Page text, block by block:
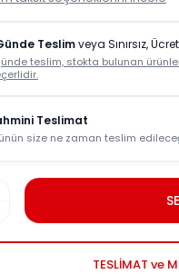
Teslimveya Sınırsız,
teslim, stokta bulunan
Teslimat
size ne zaman teslim
TESLİMAT ve